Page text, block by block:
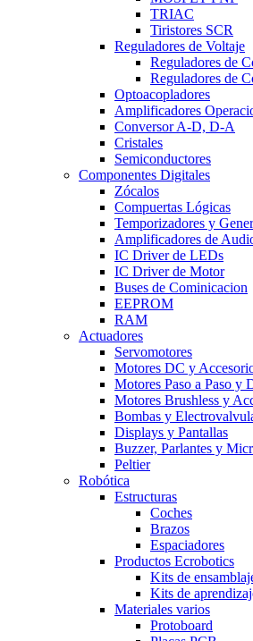
TRIAC
Tiristores SCR
Reguladores de Voltaje
Reguladores de
Reguladores de
Optoacopladores
Amplificadores
Conversor A-D, D-A
Cristales
Semiconductores
Componentes Digitales
Zócalos
Compuertas Lógicas
Temporizadores y
Amplificadores de
IC Driver de LEDs
IC Driver de Motor
Buses de Cominicacion
EEPROM
RAM
Actuadores
Servomotores
Motores DC y
Motores Paso a Paso y
Motores Brushless y
Bombas y
Displays y Pantallas
Buzzer, Parlantes y
Peltier
Robótica
Estructuras
Coches
Brazos
Espaciadores
Productos Ecrobotics
Kits de
Kits de
Materiales varios
Protoboard